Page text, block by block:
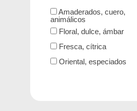
Amaderados, cuero,
animálicos
Floral, dulce, ámbar
Fresca, cítrica
Oriental, especiados